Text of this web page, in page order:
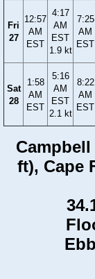
Fri
27
12:57
AM
EST
4:17
AM
EST
1.9 kt
7:25
AM
EST
Sat
28
1:58
AM
EST
5:16
AM
EST
2.1 kt
8:22
AM
EST
ft), Cape